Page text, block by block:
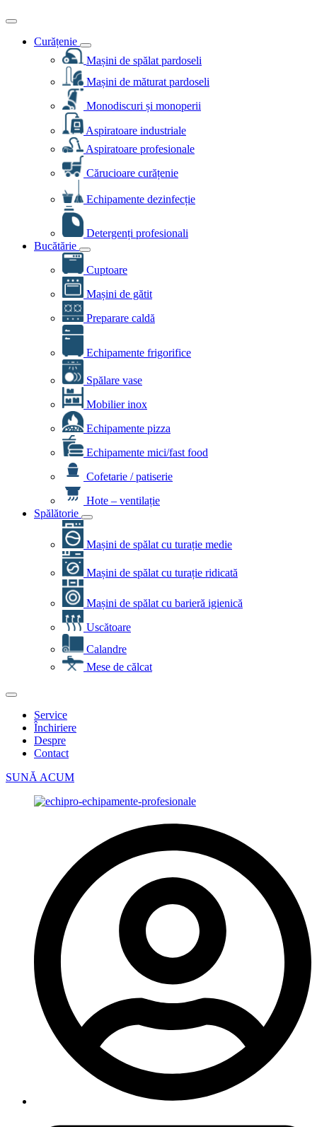
Curățenie
Mașini de spălat pardoseli
Mașini de măturat pardoseli
Monodiscuri și monoperii
Aspiratoare industriale
Aspiratoare profesionale
Cărucioare curățenie
Echipamente dezinfecție
Detergenți profesionali
Bucătărie
Cuptoare
Mașini de gătit
Preparare caldă
Echipamente frigorifice
Spălare vase
Mobilier inox
Echipamente pizza
Echipamente mici/fast food
Cofetarie / patiserie
Hote – ventilație
Spălătorie
Mașini de spălat cu turație medie
Mașini de spălat cu turație ridicată
Mașini de spălat cu barieră igienică
Uscătoare
Calandre
Mese de călcat
Service
Închiriere
Despre
Contact
SUNĂ ACUM